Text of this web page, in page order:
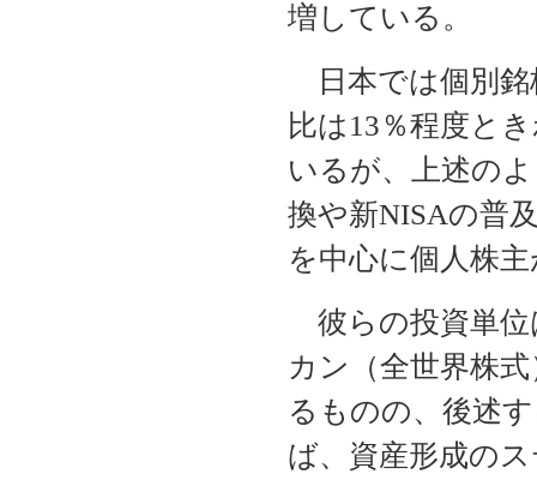
増している。
日本では個別銘
比は13％程度と
いるが、上述の
換や新NISAの普
を中心に個人株
彼らの投資単位
カン（全世界株
るものの、後述
ば、資産形成の